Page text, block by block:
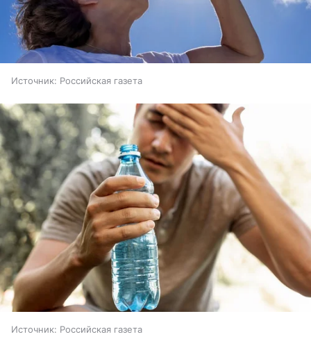
Источник: Российская газета
Источник: Российская газета